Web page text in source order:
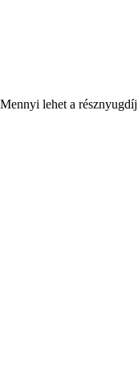
Mennyi lehet a résznyugdíj